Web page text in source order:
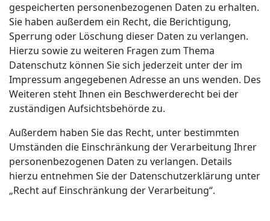
gespeicherten personenbezogenen Daten zu erhalten.
Sie haben außerdem ein Recht, die Berichtigung,
Sperrung oder Löschung dieser Daten zu verlangen.
Hierzu sowie zu weiteren Fragen zum Thema
Datenschutz können Sie sich jederzeit unter der im
Impressum angegebenen Adresse an uns wenden. Des
Weiteren steht Ihnen ein Beschwerderecht bei der
zuständigen Aufsichtsbehörde zu.
Außerdem haben Sie das Recht, unter bestimmten
Umständen die Einschränkung der Verarbeitung Ihrer
personenbezogenen Daten zu verlangen. Details
hierzu entnehmen Sie der Datenschutzerklärung unter
„Recht auf Einschränkung der Verarbeitung“.